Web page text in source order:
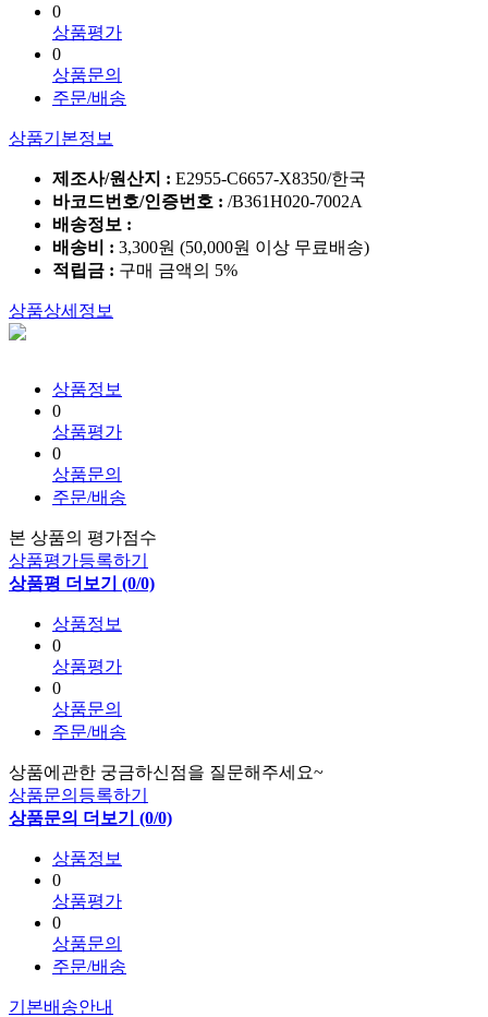
0
상품평가
0
상품문의
주문/배송
상품기본정보
제조사/원산지 : E2955-C6657-X8350/한국
바코드번호/인증번호 : /B361H020-7002A
배송정보 :
배송비 : 3,300원 (50,000원 이상 무료배송)
적립금 : 구매 금액의 5%
상품상세정보
상품정보
0
상품평가
0
상품문의
주문/배송
본 상품의 평가점수
상품평가등록하기
상품평 더보기 (0/0)
상품정보
0
상품평가
0
상품문의
주문/배송
상품에관한 궁금하신점을 질문해주세요~
상품문의등록하기
상품문의 더보기 (0/0)
상품정보
0
상품평가
0
상품문의
주문/배송
기본배송안내